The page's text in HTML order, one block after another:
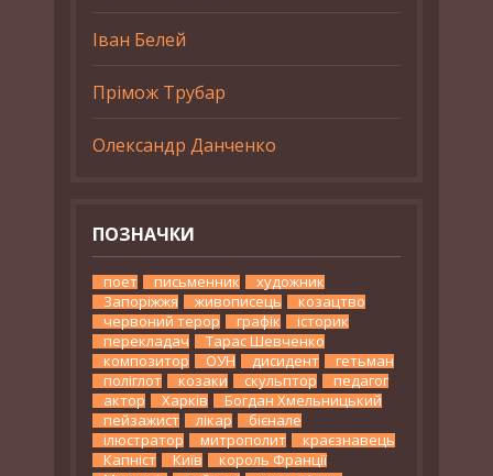
Іван Белей
Прімож Трубар
Олександр Данченко
ПОЗНАЧКИ
поет письменник
художник
Запоріжжя
живописець
козацтво
червоний терор
графік
історик
перекладач
Тарас Шевченко
композитор
ОУН дисидент
гетьман
поліглот
козаки скульптор
педагог
актор
Харків
Богдан Хмельницький
пейзажист
лікар
бієнале
ілюстратор
митрополит
краєзнавець
Капніст
Київ
король Франції